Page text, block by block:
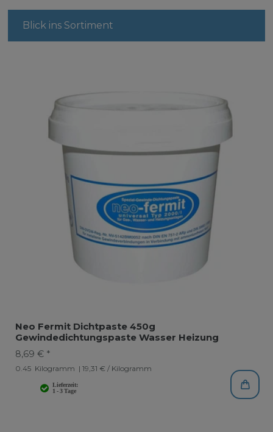
Blick ins Sortiment
Neo Fermit Dichtpaste 450g
Gewindedichtungspaste Wasser Heizung
8,69 € *
0.45 Kilogramm | 19,31 € / Kilogramm